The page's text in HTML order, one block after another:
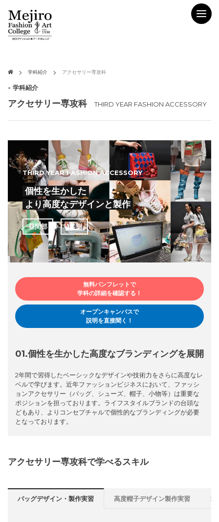
学科紹介 アクセサリー専攻科
- 学科紹介
アクセサリー専攻科 THIRD YEAR FASHION ACCESSORY
THIRD YEAR FASHION ACCESSORY
個性を生かした
より高度なデザインと製作
昼間部 1年制
無料パンフレットで
学科の詳細を確認する！
オープンキャンパスで
説明を直接聞く！
01.個性を生かした高度なブランディングを展開
2年間で習得したベーシックなデザインや技術力をさらに高度なレ
ベルで学びます。近年ファッションビジネスにおいて、ファッシ
ョンアクセサリー（バッグ、シューズ、帽子、小物等）は重要な
ポジションを担っております。ライフスタイルブランドの台頭な
どもあり、よりコンセプチャルで個性的なブランディングが必要
となっております。
アクセサリー専攻科で学べるスキル
バッグデザイン・製作実習 高度帽子デザイン製作実習 コ